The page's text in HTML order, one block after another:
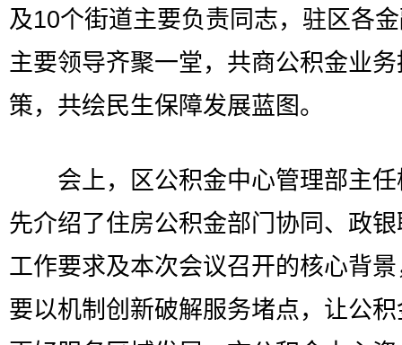
及10个街道主要负责同志，驻区各
主要领导齐聚一堂，共商公积金业
策，共绘民生保障发展蓝图。
会上，区公积金中心管理部主任
先介绍了住房公积金部门协同、政
工作要求及本次会议召开的核心背
要以机制创新破解服务堵点，让公